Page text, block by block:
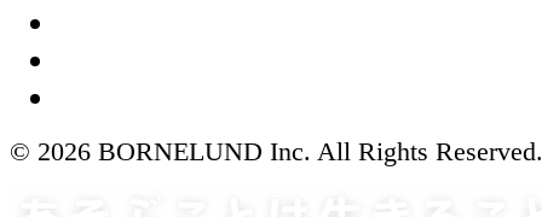
© 2026 BORNELUND Inc. All Rights Reserved.